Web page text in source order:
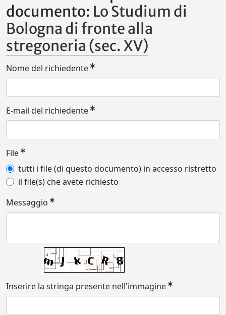
documento: Lo Studium di
Bologna di fronte alla
stregoneria (sec. XV)
Nome del richiedente
E-mail del richiedente
File
tutti i file (di questo documento) in accesso ristretto
il file(s) che avete richiesto
Messaggio
Inserire la stringa presente nell'immagine